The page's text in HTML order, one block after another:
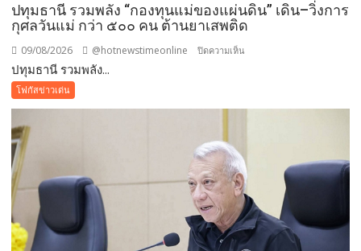
ปทุมธานี รวมพลัง “กองทุนแม่ของแผ่นดิน” เดิน–วิ่งการ
กุศลวันแม่ กว่า ๕๐๐ คน ต้านยาเสพติด
09/08/2026 @hotnewstimeonline ปิดความเห็น
แผ่น
ดิน”
เดิน–
วิ่ง
การ
ปทุมธานี รวมพลัง...
โฟกัสข่าวเด่น